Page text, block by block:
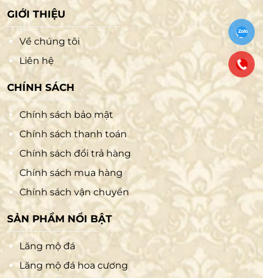
GIỚI THIỆU
Về chúng tôi
Liên hệ
CHÍNH SÁCH
Chính sách bảo mật
Chính sách thanh toán
Chính sách đổi trả hàng
Chính sách mua hàng
Chính sách vận chuyển
SẢN PHẨM NỔI BẬT
Lăng mộ đá
Lăng mộ đá hoa cương